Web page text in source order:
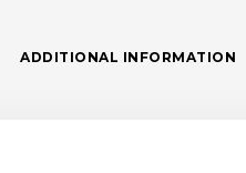
ADDITIONAL INFORMATION